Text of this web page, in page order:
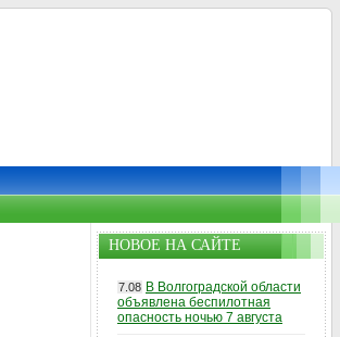
НОВОЕ НА САЙТЕ
7.08 В Волгоградской области
объявлена беспилотная
опасность ночью 7 августа